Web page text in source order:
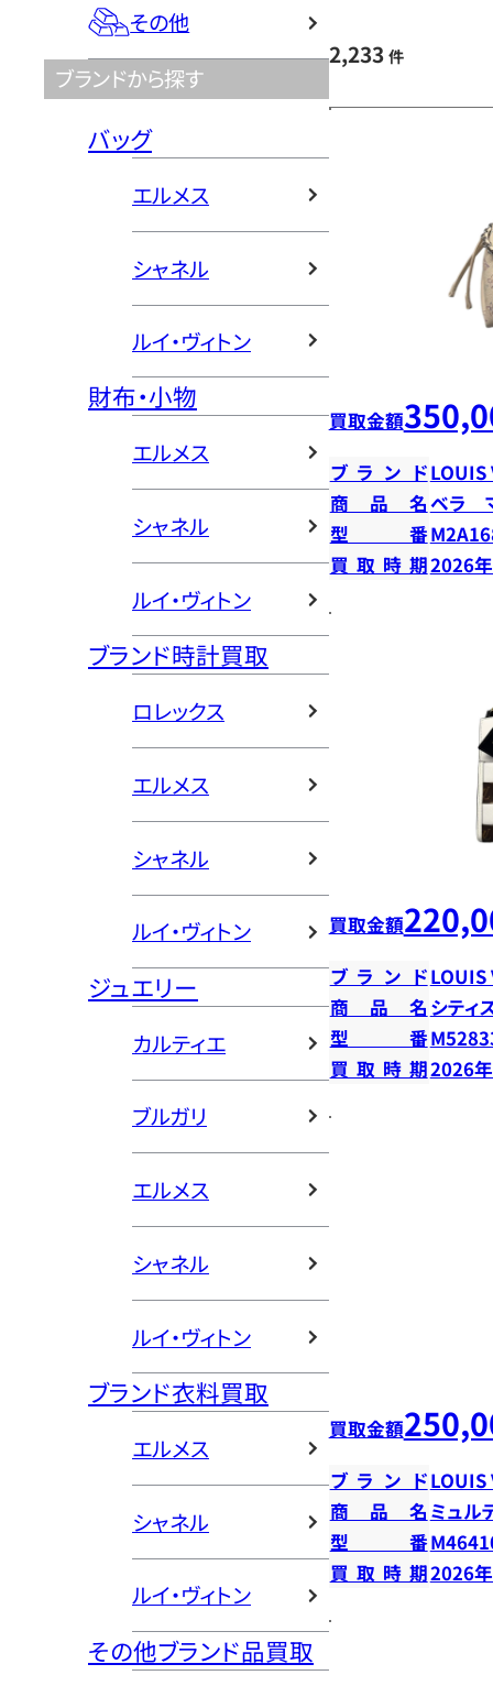
その他
ブランドから探す
バッグ
エルメス
シャネル
ルイ・ヴィトン
財布・小物
エルメス
シャネル
ルイ・ヴィトン
ブランド時計買取
ロレックス
エルメス
シャネル
ルイ・ヴィトン
ジュエリー
カルティエ
ブルガリ
エルメス
シャネル
ルイ・ヴィトン
ブランド衣料買取
エルメス
シャネル
ルイ・ヴィトン
その他ブランド品買取
2,233 件
買取金額
ブランドLOUIS
商品名ベラ
型番
買取時期2026
買取金額
ブランドLOUIS
商品名 シティ
型番
買取時期2026
買取金額
ブランドLOUIS
商品名 ミュル
型番
買取時期2026